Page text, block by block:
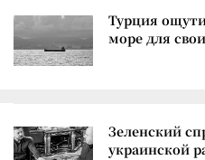
Турция
море для
Зеленский
украинской